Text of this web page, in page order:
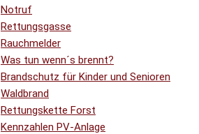
Notruf
Rettungsgasse
Rauchmelder
Was tun wenn´s brennt?
Brandschutz für Kinder und Senioren
Waldbrand
Rettungskette Forst
Kennzahlen PV-Anlage